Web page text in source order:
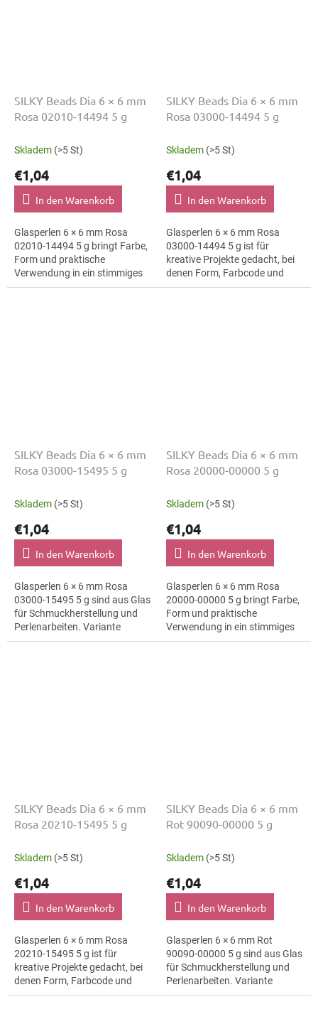
SILKY Beads Dia 6 × 6 mm
Rosa 02010-14494 5 g
Skladem (>5 St)
€1,04
In den Warenkorb
Glasperlen 6 × 6 mm Rosa
02010-14494 5 g bringt Farbe,
Form und praktische
Verwendung in ein stimmiges
Schmuckprojekt. Variante
SILKY Beads Dia 6 × 6 mm
Rosa 03000-14494 5 g
Skladem (>5 St)
€1,04
In den Warenkorb
Glasperlen 6 × 6 mm Rosa
03000-14494 5 g ist für
kreative Projekte gedacht, bei
denen Form, Farbcode und
Material klar erkennbar bleiben.
SILKY Beads Dia 6 × 6 mm
Rosa 03000-15495 5 g
Skladem (>5 St)
€1,04
In den Warenkorb
Glasperlen 6 × 6 mm Rosa
03000-15495 5 g sind aus Glas
für Schmuckherstellung und
Perlenarbeiten. Variante
03000-15495 eignet sich für
SILKY Beads Dia 6 × 6 mm
Rosa 20000-00000 5 g
Skladem (>5 St)
€1,04
In den Warenkorb
Glasperlen 6 × 6 mm Rosa
20000-00000 5 g bringt Farbe,
Form und praktische
Verwendung in ein stimmiges
Schmuckprojekt. Variante
SILKY Beads Dia 6 × 6 mm
Rosa 20210-15495 5 g
Skladem (>5 St)
€1,04
In den Warenkorb
Glasperlen 6 × 6 mm Rosa
20210-15495 5 g ist für
kreative Projekte gedacht, bei
denen Form, Farbcode und
Material klar erkennbar bleiben.
SILKY Beads Dia 6 × 6 mm
Rot 90090-00000 5 g
Skladem (>5 St)
€1,04
In den Warenkorb
Glasperlen 6 × 6 mm Rot
90090-00000 5 g sind aus Glas
für Schmuckherstellung und
Perlenarbeiten. Variante
90090-00000 eignet sich für